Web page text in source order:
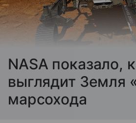
NASA показало,
выглядит Земля
марсохода